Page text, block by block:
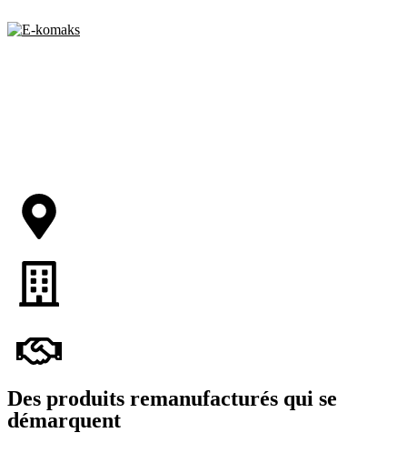
Des produits remanufacturés qui se
démarquent